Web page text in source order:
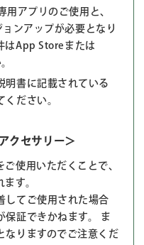
アプリのご使用と、
ンアップが必要となり
はApp Storeまたは
明書に記載されている
ださい。
クセサリー＞
使用いただくことで、
す。
してご使用された場合
保証できかねます。 ま
なりますのでご注意くだ